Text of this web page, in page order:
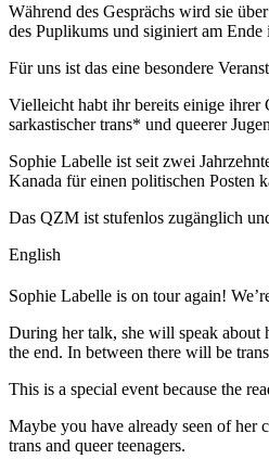
Während des Gesprächs wird sie
des Puplikums und siginiert am
Für uns ist das eine besondere
Vielleicht habt ihr bereits einige ihrer
sarkastischer trans* und queerer
Sophie Labelle ist seit zwei
Kanada für einen politischen Posten
Das QZM ist stufenlos zugänglich
English
Sophie Labelle is on tour again!
During her talk, she will speak about
the end. In between there will be
This is a special event because the
Maybe you have already seen of her
trans and queer teenagers.